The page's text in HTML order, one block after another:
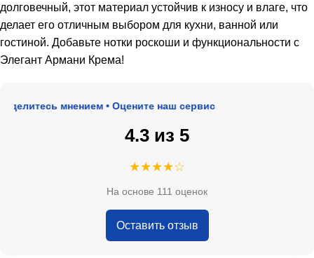
долговечный, этот материал устойчив к износу и влаге, что
делает его отличным выбором для кухни, ванной или
гостиной. Добавьте нотки роскоши и функциональности с
Элегант Армани Крема!
мнением • Оцените наш сервис
4.3 из 5
★★★★☆
На основе 111 оценок
Оставить отзыв